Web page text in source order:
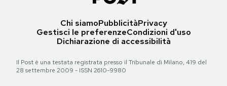
Chi siamoPubblicitàPrivacy
Gestisci le preferenzeCondizioni d'uso
Dichiarazione di accessibilità
Il Post è una testata registrata presso il Tribunale di Milano, 419 del
28 settembre 2009 - ISSN 2610-9980